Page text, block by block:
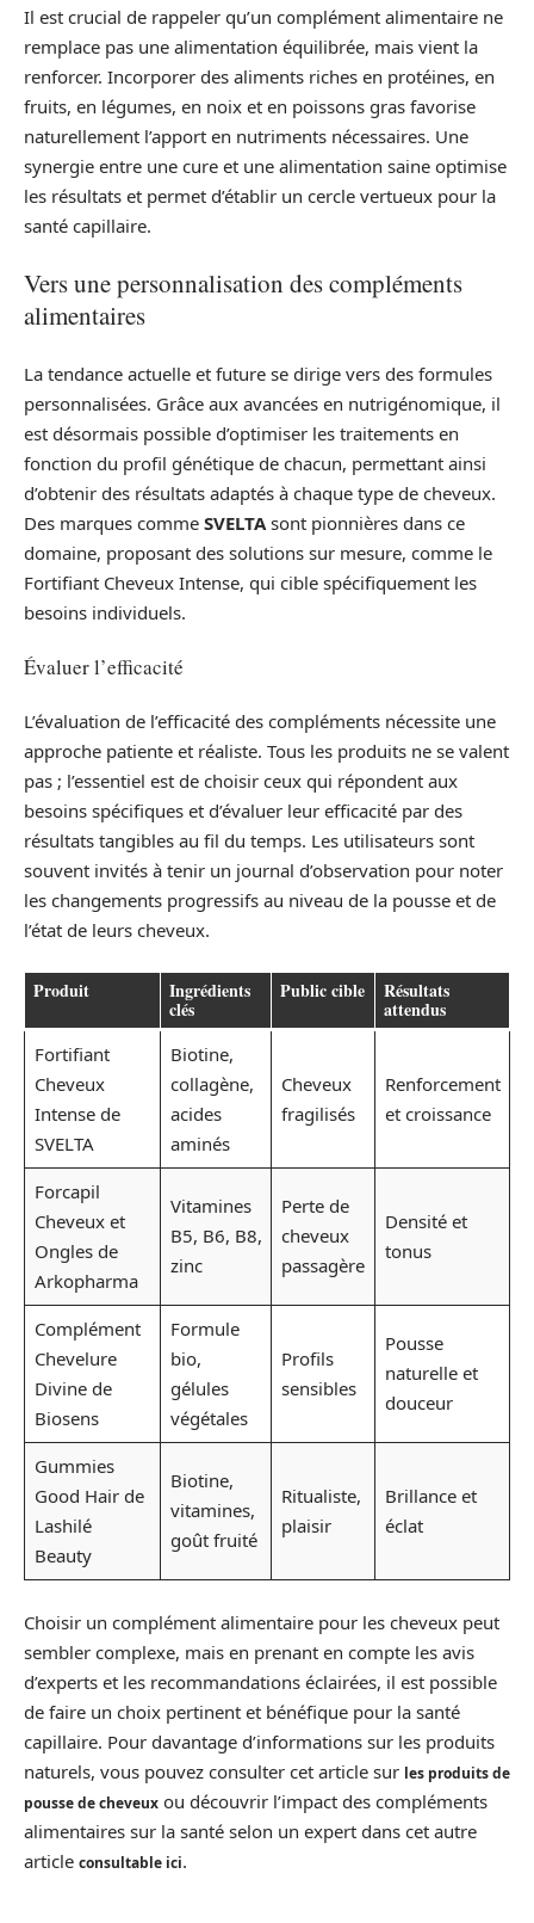
Il est crucial de rappeler qu’un complément alimentaire ne
remplace pas une alimentation équilibrée, mais vient la
renforcer. Incorporer des aliments riches en protéines, en
fruits, en légumes, en noix et en poissons gras favorise
naturellement l’apport en nutriments nécessaires. Une
synergie entre une cure et une alimentation saine optimise
les résultats et permet d’établir un cercle vertueux pour la
santé capillaire.
Vers une personnalisation des compléments
alimentaires
La tendance actuelle et future se dirige vers des formules
personnalisées. Grâce aux avancées en nutrigénomique, il
est désormais possible d’optimiser les traitements en
fonction du profil génétique de chacun, permettant ainsi
d’obtenir des résultats adaptés à chaque type de cheveux.
Des marques comme SVELTA sont pionnières dans ce
domaine, proposant des solutions sur mesure, comme le
Fortifiant Cheveux Intense, qui cible spécifiquement les
besoins individuels.
Évaluer l’efficacité
L’évaluation de l’efficacité des compléments nécessite une
approche patiente et réaliste. Tous les produits ne se valent
pas ; l’essentiel est de choisir ceux qui répondent aux
besoins spécifiques et d’évaluer leur efficacité par des
résultats tangibles au fil du temps. Les utilisateurs sont
souvent invités à tenir un journal d’observation pour noter
les changements progressifs au niveau de la pousse et de
l’état de leurs cheveux.
Produit Ingrédients
clés
Public cible Résultats
attendus
Fortifiant
Cheveux
Intense de
SVELTA
Biotine,
collagène,
acides
aminés
Cheveux
fragilisés
Renforcement
et croissance
Forcapil
Cheveux et
Ongles de
Arkopharma
Vitamines
B5, B6, B8,
zinc
Perte de
cheveux
passagère
Densité et
tonus
Complément
Chevelure
Divine de
Biosens
Formule
bio,
gélules
végétales
Profils
sensibles
Pousse
naturelle et
douceur
Gummies
Good Hair de
Lashilé
Beauty
Biotine,
vitamines,
goût fruité
Ritualiste,
plaisir
Brillance et
éclat
Choisir un complément alimentaire pour les cheveux peut
sembler complexe, mais en prenant en compte les avis
d’experts et les recommandations éclairées, il est possible
de faire un choix pertinent et bénéfique pour la santé
capillaire. Pour davantage d’informations sur les produits
naturels, vous pouvez consulter cet article sur les produits de
pousse de cheveux ou découvrir l’impact des compléments
alimentaires sur la santé selon un expert dans cet autre
article consultable ici.